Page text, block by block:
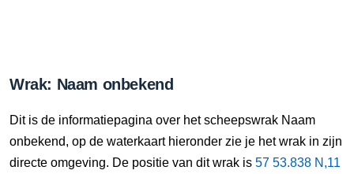
Wrak: Naam onbekend
Dit is de informatiepagina over het scheepswrak Naam
onbekend, op de waterkaart hieronder zie je het wrak in zijn
directe omgeving. De positie van dit wrak is 57 53.838 N,11